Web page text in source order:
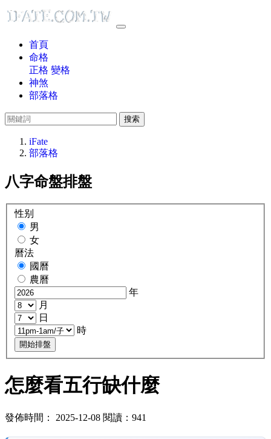
首頁
命格
正格 變格
神煞
部落格
搜索
iFate
部落格
八字命盤排盤
性别
男
女
曆法
國曆
農曆
年
月
日
時
開始排盤
怎麼看五行缺什麼
發佈時間： 2025-12-08 閱讀：941